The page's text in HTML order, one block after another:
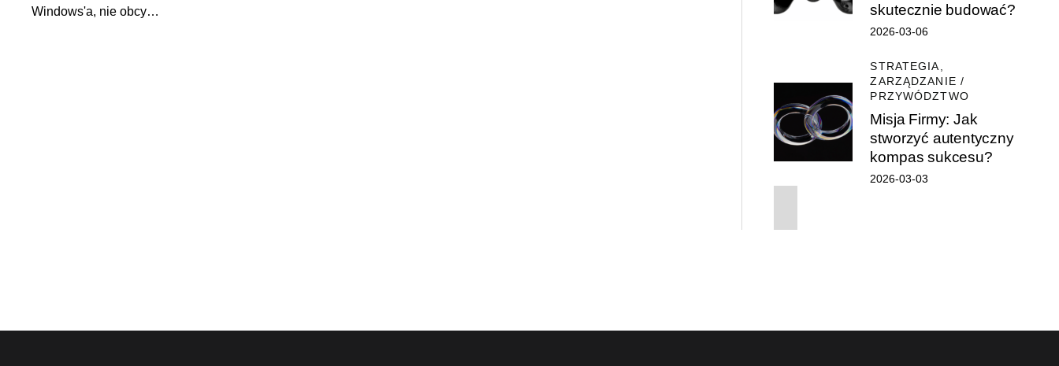
Windows'a, nie obcy…
skutecznie budować?
2026-03-06
STRATEGIA,
ZARZĄDZANIE /
PRZYWÓDZTWO
Misja Firmy: Jak
stworzyć autentyczny
kompas sukcesu?
2026-03-03